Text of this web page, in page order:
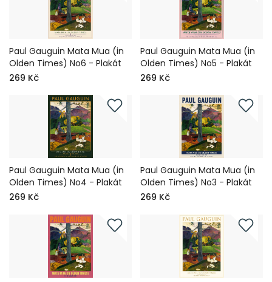
Paul Gauguin Mata Mua (in
Olden Times) No6 - Plakát
269 Kč
Paul Gauguin Mata Mua (in
Olden Times) No5 - Plakát
269 Kč
Paul Gauguin Mata Mua (in
Olden Times) No4 - Plakát
269 Kč
Paul Gauguin Mata Mua (in
Olden Times) No3 - Plakát
269 Kč